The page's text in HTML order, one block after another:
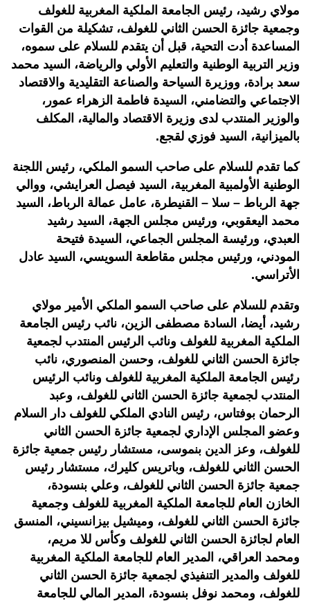
مولاي رشيد، رئيس الجامعة الملكية المغربية للغولف
وجمعية جائزة الحسن الثاني للغولف، تشكيلة من القوات
المساعدة أدت التحية، قبل أن يتقدم للسلام على سموه،
وزير التربية الوطنية والتعليم الأولي والرياضة، السيد محمد
سعد برادة، ووزيرة السياحة والصناعة التقليدية والاقتصاد
الاجتماعي والتضامني، السيدة فاطمة الزهراء عمور،
والوزير المنتدب لدى وزيرة الاقتصاد والمالية، المكلف
بالميزانية، السيد فوزي لقجع.
كما تقدم للسلام على صاحب السمو الملكي، رئيس اللجنة
الوطنية الأولمبية المغربية، السيد فيصل العرايشي، ووالي
جهة الرباط – سلا – القنيطرة، عامل عمالة الرباط، السيد
محمد اليعقوبي، ورئيس مجلس الجهة، السيد رشيد
العبدي، ورئيسة المجلس الجماعي، السيدة فتيحة
المودني، ورئيس مجلس مقاطعة السويسي، السيد عادل
الأتراسي.
وتقدم للسلام على صاحب السمو الملكي الأمير مولاي
رشيد، أيضا، السادة مصطفى الزين، نائب رئيس الجامعة
الملكية المغربية للغولف ونائب الرئيس المنتدب لجمعية
جائزة الحسن الثاني للغولف، وحسن المنصوري، نائب
رئيس الجامعة الملكية المغربية للغولف ونائب الرئيس
المنتدب لجمعية جائزة الحسن الثاني للغولف، وعبد
الرحمان بوفتاس، رئيس النادي الملكي للغولف دار السلام
وعضو المجلس الإداري لجمعية جائزة الحسن الثاني
للغولف، وعز الدين بنموسى، مستشار رئيس جمعية جائزة
الحسن الثاني للغولف، وباتريس كليرك، مستشار رئيس
جمعية جائزة الحسن الثاني للغولف، وعلي بنسودة،
الخازن العام للجامعة الملكية المغربية للغولف وجمعية
جائزة الحسن الثاني للغولف، وميشيل بيزانسيني، المنسق
العام لجائزة الحسن الثاني للغولف وكأس للا مريم،
ومحمد العراقي، المدير العام للجامعة الملكية المغربية
للغولف والمدير التنفيذي لجمعية جائزة الحسن الثاني
للغولف، ومحمد نوفل بنسودة، المدير المالي للجامعة